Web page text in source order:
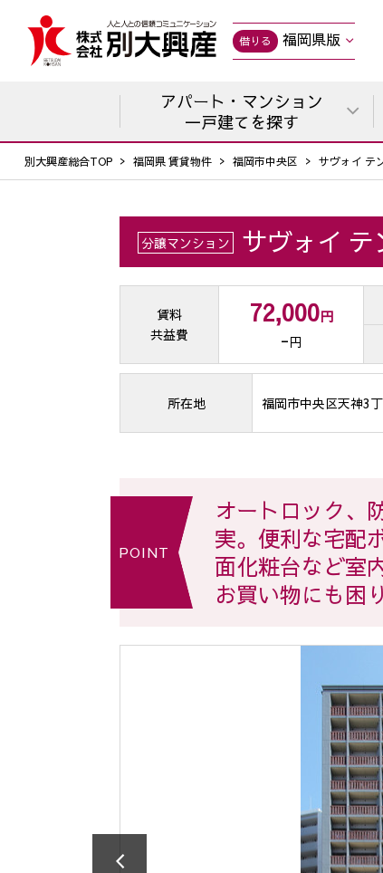
借りる 福岡県版
アパート・マンション
一戸建てを探す
別大興産総合TOP 福岡県 賃貸物件 福岡市中央区 サヴォイ テ
分譲マンション サヴォイ
賃料
共益費
72,000円
-円
所在地 福岡市中央区天神3
POINT
オートロック、
実。便利な宅配
面化粧台など室
お買い物にも困